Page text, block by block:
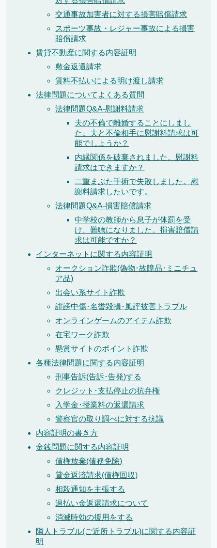
交通事故加害者に対する損害賠償請求
スポーツ事故・レジャー事故による損害
賠償請求
賃貸不動産に関する内容証明
敷金返還請求
賃料不払いによる明け渡し請求
法律問題についてよくある質問
法律問題Q&A-慰謝料請求
夫の不倫で離婚することにしまし
た。夫と不倫相手に慰謝料請求は可
能でしょうか？
内縁関係を破棄されました。慰謝料
請求はできますか？
二重まぶた手術で失敗しました。慰
謝料請求したいです。
法律問題Q&A-損害賠償請求
中学校の教師から息子が体罰を受
け、難聴になりました。損害賠償請
求は可能ですか？
インターネットに関する内容証明
オークション詐欺(偽物･故障品･ミニチュ
ア品)
出会い系サイト詐欺
誹謗中傷･名誉毀損･風評被害トラブル
オンラインゲームのアイテム詐欺
在宅ワーク詐欺
懸賞サイトのポイント詐欺
各種法律問題に関する内容証明
刑事告訴(告訴･告発)する
クレジット･支払停止の抗弁権
入学金･授業料の返還請求
警察官の取り調べに対する抗議
内容証明の書き方
金銭問題に関する内容証明
債権放棄(債務免除)
貸金返済請求(債権回収)
相殺通知を主張する
過払い金返還請求について
消滅時効の援用をする
隣人トラブル(ご近所トラブル)に関する内容証
明